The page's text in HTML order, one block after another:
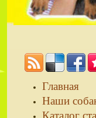
Главная
Наши
Каталог